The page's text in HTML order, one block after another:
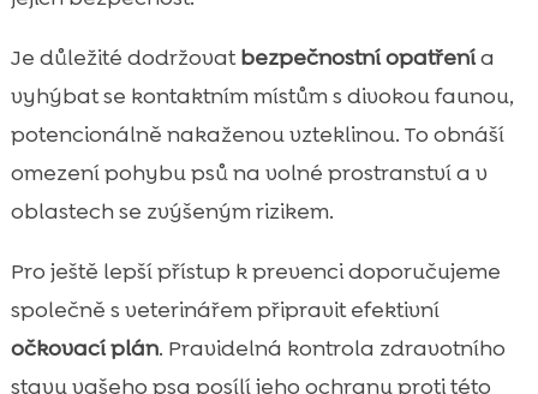
Je důležité dodržovatbezpečnostní opatřenía
vyhýbat se kontaktním místům s divokou faunou,
potencionálně nakaženou vzteklinou. To obnáší
omezení pohybu psů na volné prostranství a v
oblastech se zvýšeným rizikem.
Pro ještě lepší přístup k prevenci doporučujeme
společně s veterinářem připravit efektivní
očkovací plán. Pravidelná kontrola zdravotního
stavu vašeho psa posílí jeho ochranu proti této